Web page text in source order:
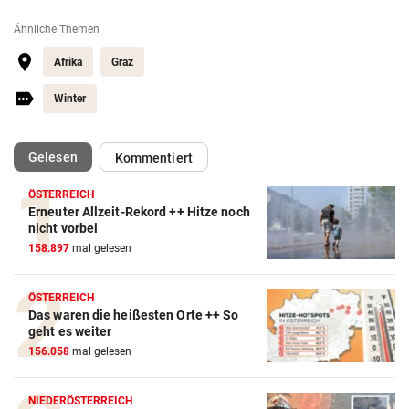
Ähnliche Themen
Afrika Graz
Winter
Gelesen(ausgewählt)Kommentiert
ÖSTERREICH
Erneuter Allzeit-Rekord ++ Hitze noch
nicht vorbei
158.897 mal gelesen
ÖSTERREICH
Das waren die heißesten Orte ++ So
geht es weiter
156.058 mal gelesen
NIEDERÖSTERREICH